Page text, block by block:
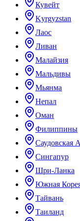
Кувейт
Kyrgyzstan
Лаос
Ливан
Малайзия
Мальдивы
Мьянма
Непал
Оман
Филиппины
Саудовская
Сингапур
Шри-Ланка
Южная
Тайвань
Таиланд